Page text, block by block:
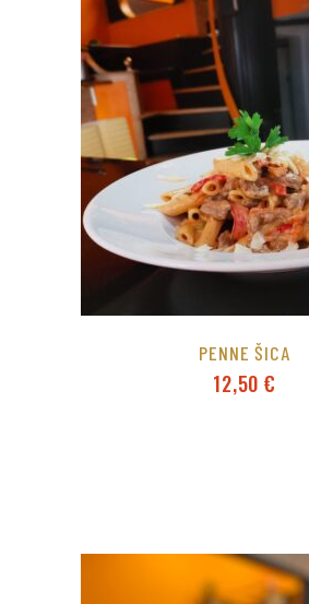
PENNE ŠICA
12,50€